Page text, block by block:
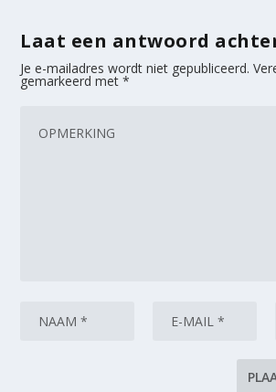
Laat een antwoord
Je e-mailadres wordt niet gepubliceerd.
gemarkeerd met*